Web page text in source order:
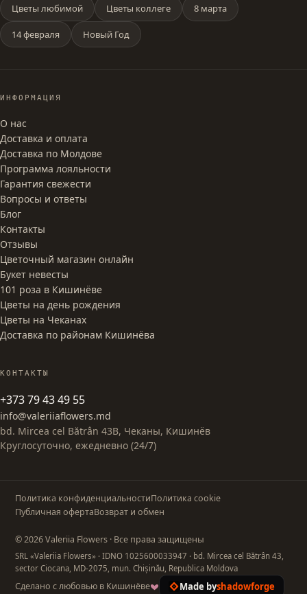
Цветы любимой Цветы коллеге 8 марта
14 февраля Новый Год
ИНФОРМАЦИЯ
О нас
Доставка и оплата
Доставка по Молдове
Программа лояльности
Гарантия свежести
Вопросы и ответы
Блог
Контакты
Отзывы
Цветочный магазин онлайн
Букет невесты
101 роза в Кишинёве
Цветы на день рождения
Цветы на Чеканах
Доставка по районам Кишинёва
КОНТАКТЫ
+373 79 43 49 55
info@valeriiaflowers.md
bd. Mircea cel Bătrân 43B, Чеканы, Кишинёв
Круглосуточно, ежедневно (24/7)
Политика конфиденциальностиПолитика cookie
Публичная офертаВозврат и обмен
© 2026 Valeriia Flowers · Все права защищены
SRL «Valeriia Flowers» · IDNO 1025600033947 · bd. Mircea cel Bătrân 43,
sector Ciocana, MD-2075, mun. Chișinău, Republica Moldova
Сделано с любовью в Кишинёве Made byshadowforge